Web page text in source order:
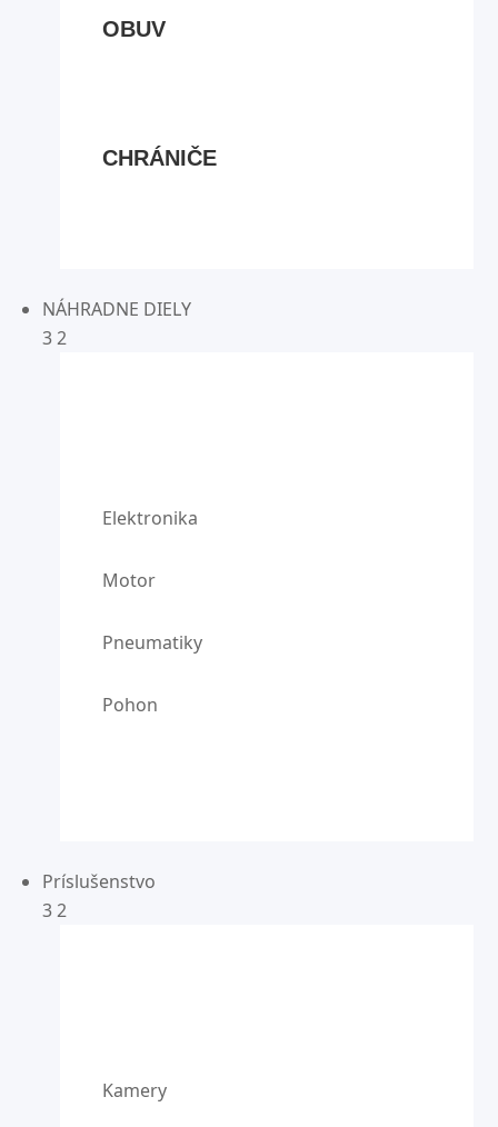
OBUV
CHRÁNIČE
NÁHRADNE DIELY
3 2
Elektronika
Motor
Pneumatiky
Pohon
Príslušenstvo
3 2
Kamery